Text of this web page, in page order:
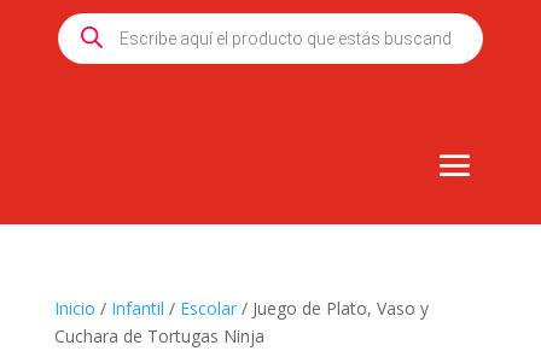
Products
search
Inicio / Infantil / Escolar/ Juego de Plato, Vaso y
Cuchara de Tortugas Ninja